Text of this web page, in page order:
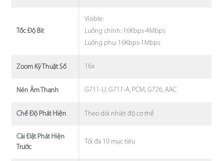
Tốc Độ Bit
Visible:
Luồng chính: 16Kbps-4Mbps
Luồng phụ: 16Kbps-1Mbps
Zoom Kỹ Thuật Số 16x
Nén Âm Thanh G711-U, G711-A, PCM, G726, AAC
Chế Độ Phát Hiện Theo dõi nhiệt độ cơ thể
Cài Đặt Phát Hiện
Trước
Tối đa 10 mục tiêu